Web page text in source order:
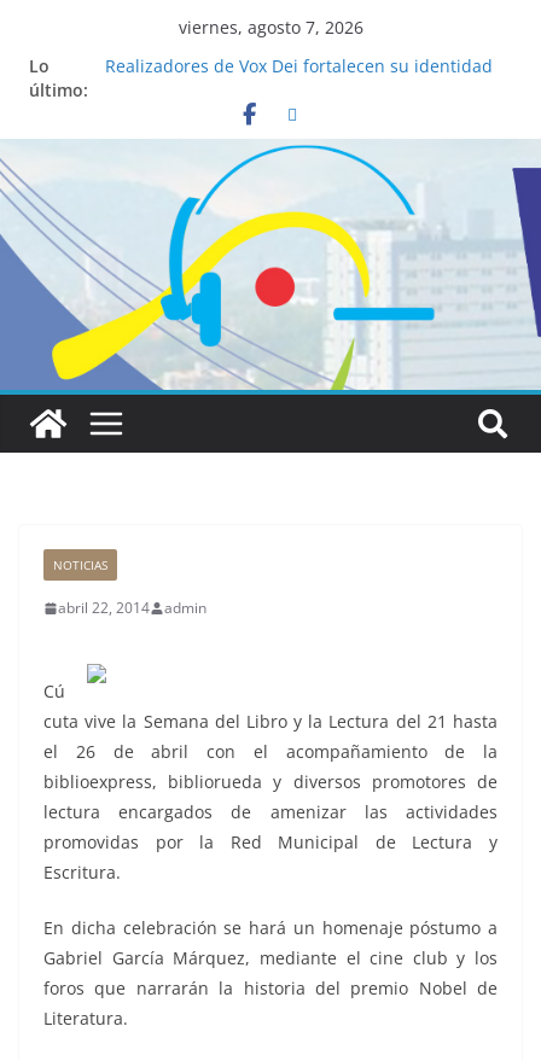
viernes, agosto 7, 2026
Lo
último:
Realizadores de Vox Dei fortalecen su identidad
La ciencia desvela los 5 secretos que tiene
fácilmente un católico para convertirse en
“Superancianos”
Pop Up Market atrae a cientos de visitantes y
dinamiza la economía local
Salud mental a la mesa: la importancia de
hablarlo en familia
Lo que tienen en común la nueva Película Toy
Story 5 y el Papa León XIV
NOTICIAS
abril 22, 2014 admin
Cú
cuta vive la Semana del Libro y la Lectura del 21 hasta
el 26 de abril con el acompañamiento de la
biblioexpress, bibliorueda y diversos promotores de
lectura encargados de amenizar las actividades
promovidas por la Red Municipal de Lectura y
Escritura.
En dicha celebración se hará un homenaje póstumo a
Gabriel García Márquez, mediante el cine club y los
foros que narrarán la historia del premio Nobel de
Literatura.